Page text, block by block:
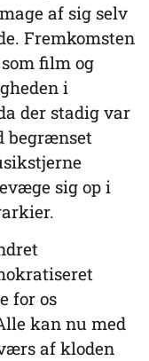
af sig selv
Fremkomsten
film og
i
der stadig var
begrænset
sig op i
for os
kan nu med
af kloden